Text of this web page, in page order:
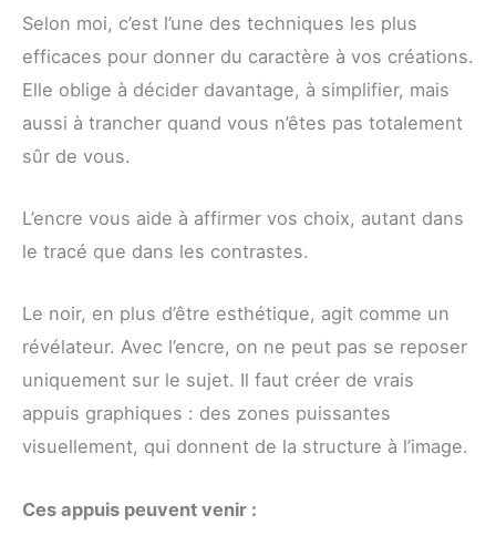
Selon moi, c’est l’une des techniques les plus
efficaces pour donner du caractère à vos créations.
Elle oblige à décider davantage, à simplifier, mais
aussi à trancher quand vous n’êtes pas totalement
sûr de vous.
L’encre vous aide à affirmer vos choix, autant dans
le tracé que dans les contrastes.
Le noir, en plus d’être esthétique, agit comme un
révélateur. Avec l’encre, on ne peut pas se reposer
uniquement sur le sujet. Il faut créer de vrais
appuis graphiques : des zones puissantes
visuellement, qui donnent de la structure à l’image.
Ces appuis peuvent venir :